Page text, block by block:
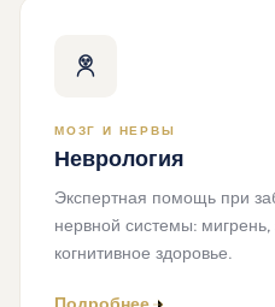
МОЗГ И НЕРВЫ
Неврология
Экспертная помощь при
нервной системы:
когнитивное здоровье.